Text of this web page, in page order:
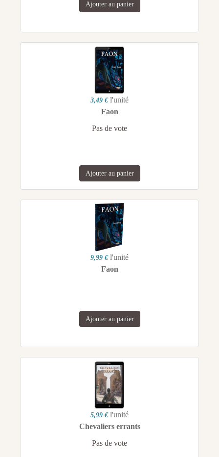
Ajouter au panier
3,49 € l'unité
Faon
Pas de vote
Ajouter au panier
9,99 € l'unité
Faon
Ajouter au panier
5,99 € l'unité
Chevaliers errants
Pas de vote